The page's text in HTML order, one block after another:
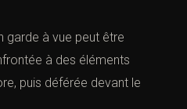
garde à vue peut être
à des éléments
puis déférée devant le